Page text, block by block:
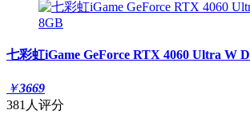
七彩虹iGame GeForce RTX 4060 Ultra W
￥3669
381人评分